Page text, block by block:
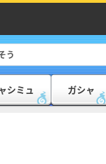
シミュ ガシャ